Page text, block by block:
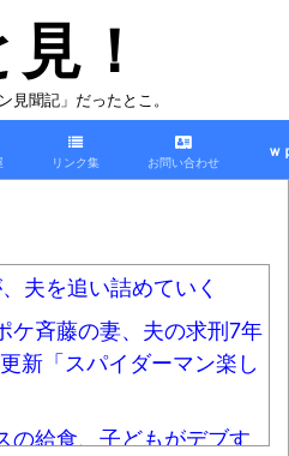
！
見聞記」だったとこ。
リンク集 お問い合わせ
ｗ
夫を追い詰めていく
ケ斉藤の妻、夫の求刑7年
新「スパイダーマン楽し
の給食、子どもがデブす